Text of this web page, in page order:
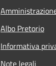
Albo Pretorio
Informativa
Note legali